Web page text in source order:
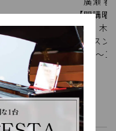
【開講曜日
火・水・木・
【レッスン時
10:00～